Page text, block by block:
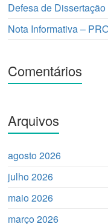
Defesa de Dissertação
Nota Informativa –
Comentários
Arquivos
agosto 2026
julho 2026
maio 2026
março 2026